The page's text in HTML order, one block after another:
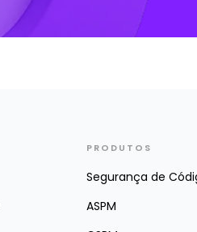
PRODUTOS
Segurança de
ASPM